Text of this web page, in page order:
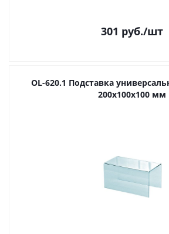
301 руб./шт
OL-620.1 Подставка
200х100х100 мм